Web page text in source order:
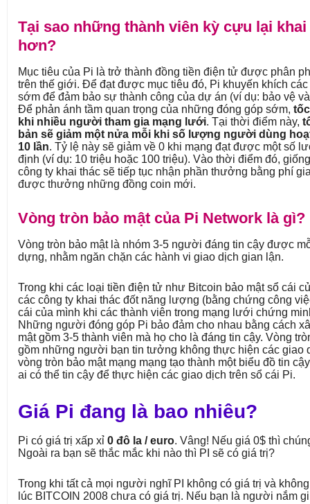
Tại sao những thành viên kỳ cựu lại
hơn?
Mục tiêu của Pi là trở thành đồng tiền điện tử được phân
trên thế giới. Để đạt được mục tiêu đó, Pi khuyến khích
sớm để đảm bảo sự thành công của dự án (ví dụ: bảo vệ
Để phản ánh tầm quan trọng của những đóng góp sớm,
khi nhiều người tham gia mạng lưới. Tại thời điểm này,
bản sẽ giảm một nửa mỗi khi số lượng người dùng
10 lần. Tỷ lệ này sẽ giảm về 0 khi mạng đạt được một số
định (ví dụ: 10 triệu hoặc 100 triệu). Vào thời điểm đó,
công ty khai thác sẽ tiếp tục nhận phần thưởng bằng phí
được thưởng những đồng coin mới.
Vòng tròn bảo mật của Pi Network là gì?
Vòng tròn bảo mật là nhóm 3-5 người đáng tin cậy được
dựng, nhằm ngăn chặn các hành vi giao dịch gian lận.
Trong khi các loại tiền điện tử như Bitcoin bảo mật sổ cái
các công ty khai thác đốt năng lượng (bằng chứng công
cái của mình khi các thành viên trong mạng lưới chứng
Những người đóng góp Pi bảo đảm cho nhau bằng cách
mật gồm 3-5 thành viên mà họ cho là đáng tin cậy. Vòng
gồm những người bạn tin tưởng không thực hiện các giao
vòng tròn bảo mật mạng mạng tạo thành một biểu đồ tin
ai có thể tin cậy để thực hiện các giao dịch trên sổ cái Pi.
Giá Pi đang là bao nhiêu?
Pi có giá trị xấp xỉ 0 đô la / euro. Vâng! Nếu giá 0$ thì
Ngoài ra bạn sẽ thắc mắc khi nào thì PI sẽ có giá trị?
Trong khi tất cả mọi người nghĩ PI không có giá trị và
lúc BITCOIN 2008 chưa có giá trị. Nếu bạn là người nắm